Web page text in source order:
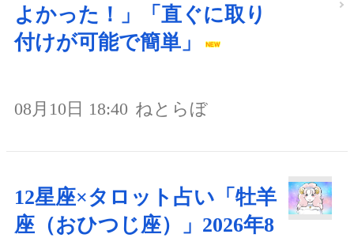
よかった！」「直ぐに取り
付けが可能で簡単」
08月10日 18:40 ねとらぼ
12星座×タロット占い「牡羊
座（おひつじ座）」2026年8